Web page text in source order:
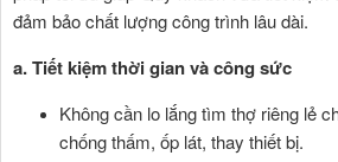
đảm bảo chất lượng công trình lâu dài.
a. Tiết kiệm thời gian và công sức
Không cần lo lắng tìm thợ riêng lẻ
chống thấm, ốp lát, thay thiết bị.